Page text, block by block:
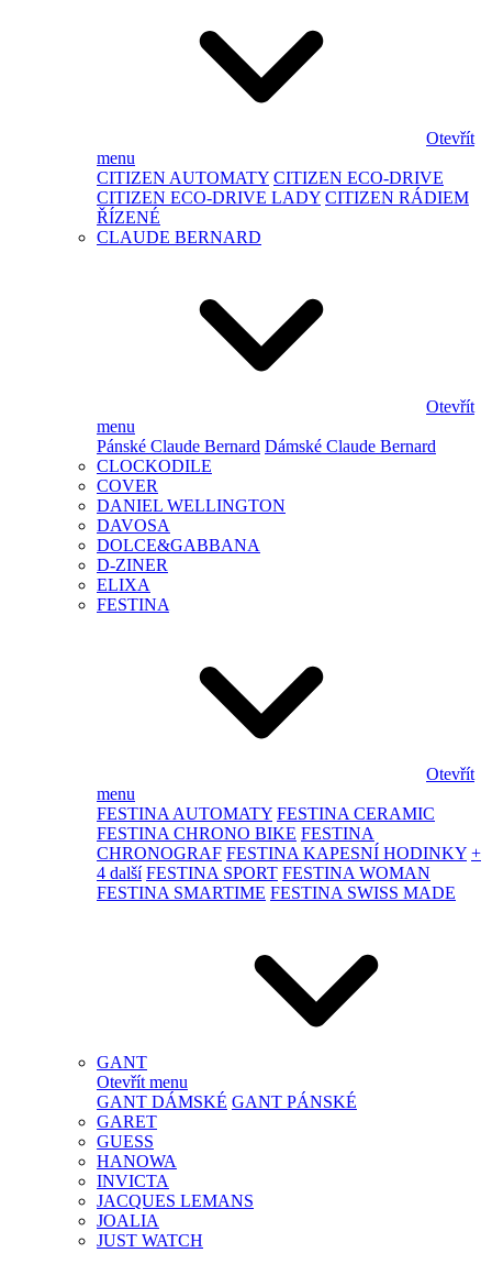
Otevřít
menu
CITIZEN AUTOMATY CITIZEN ECO-DRIVE
CITIZEN ECO-DRIVE LADY CITIZEN RÁDIEM
ŘÍZENÉ
CLAUDE BERNARD
Otevřít
menu
Pánské Claude Bernard Dámské Claude Bernard
CLOCKODILE
COVER
DANIEL WELLINGTON
DAVOSA
DOLCE&GABBANA
D-ZINER
ELIXA
FESTINA
Otevřít
menu
FESTINA AUTOMATY FESTINA CERAMIC
FESTINA CHRONO BIKE FESTINA
CHRONOGRAF FESTINA KAPESNÍ HODINKY +
4 další FESTINA SPORT FESTINA WOMAN
FESTINA SMARTIME FESTINA SWISS MADE
GANT
Otevřít menu
GANT DÁMSKÉ GANT PÁNSKÉ
GARET
GUESS
HANOWA
INVICTA
JACQUES LEMANS
JOALIA
JUST WATCH